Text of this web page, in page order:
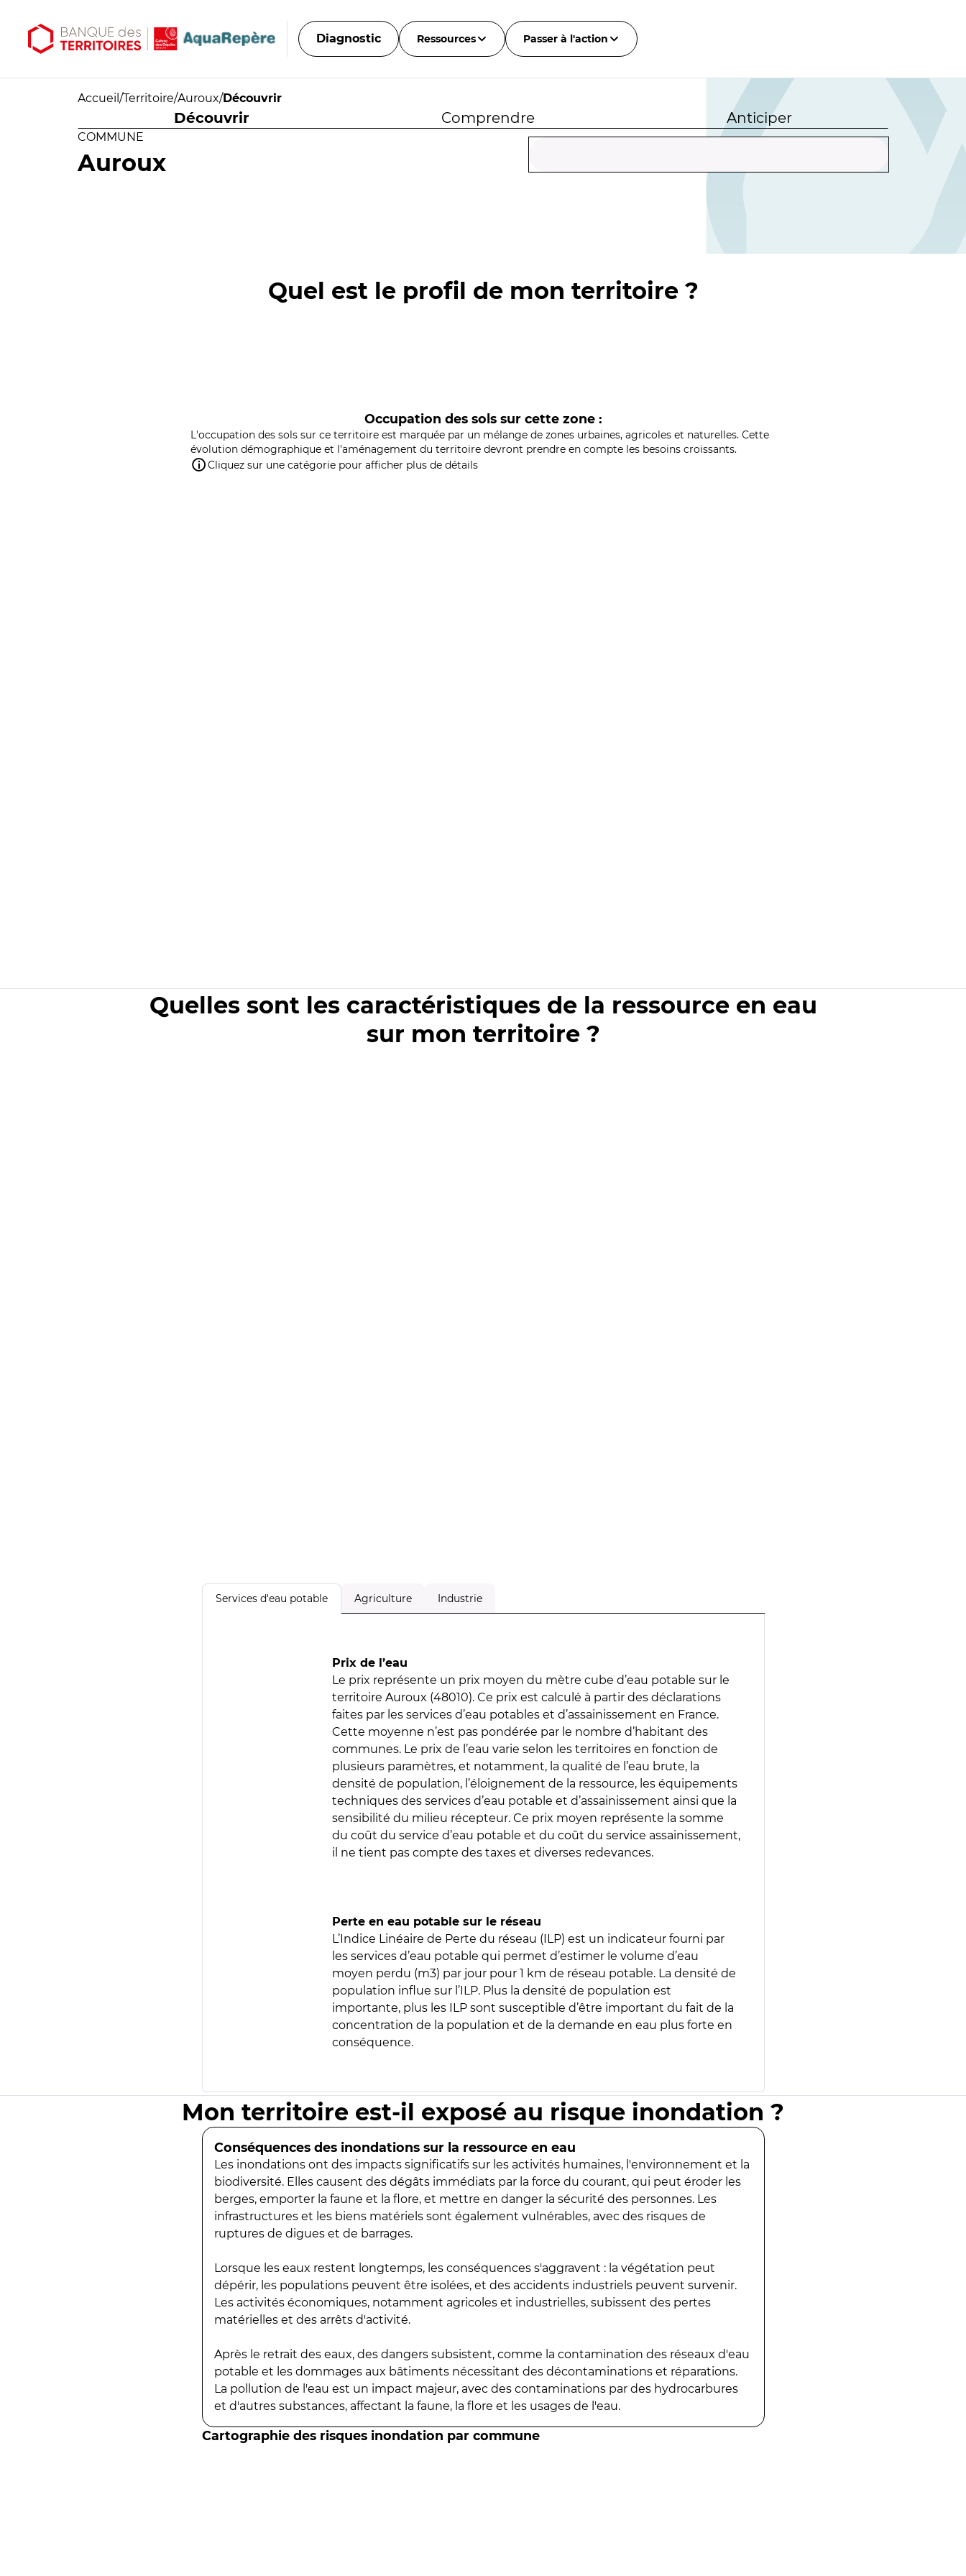
Diagnostic Ressources Passer à l'action
Accueil /Territoire/Auroux/Découvrir
Découvrir Comprendre Anticiper
COMMUNE
Auroux
Quel est le profil de mon territoire ?
Occupation des sols sur cette zone :
L'occupation des sols sur ce territoire est marquée par un mélange de zones urbaines, agricoles et naturelles. Cette
évolution démographique et l'aménagement du territoire devront prendre en compte les besoins croissants.
Cliquez sur une catégorie pour afficher plus de détails
Quelles sont les caractéristiques de la ressource en eau
sur mon territoire ?
Services d'eau potable Agriculture Industrie
Prix de l’eau
Le prix représente un prix moyen du mètre cube d’eau potable sur le
territoire Auroux (48010). Ce prix est calculé à partir des déclarations
faites par les services d’eau potables et d’assainissement en France.
Cette moyenne n’est pas pondérée par le nombre d’habitant des
communes. Le prix de l’eau varie selon les territoires en fonction de
plusieurs paramètres, et notamment, la qualité de l’eau brute, la
densité de population, l’éloignement de la ressource, les équipements
techniques des services d’eau potable et d’assainissement ainsi que la
sensibilité du milieu récepteur. Ce prix moyen représente la somme
du coût du service d’eau potable et du coût du service assainissement,
il ne tient pas compte des taxes et diverses redevances.
Perte en eau potable sur le réseau
L’Indice Linéaire de Perte du réseau (ILP) est un indicateur fourni par
les services d’eau potable qui permet d’estimer le volume d’eau
moyen perdu (m3) par jour pour 1 km de réseau potable. La densité de
population influe sur l’ILP. Plus la densité de population est
importante, plus les ILP sont susceptible d’être important du fait de la
concentration de la population et de la demande en eau plus forte en
conséquence.
Mon territoire est-il exposé au risque inondation ?
Conséquences des inondations sur la ressource en eau
Les inondations ont des impacts significatifs sur les activités humaines, l'environnement et la
biodiversité. Elles causent des dégâts immédiats par la force du courant, qui peut éroder les
berges, emporter la faune et la flore, et mettre en danger la sécurité des personnes. Les
infrastructures et les biens matériels sont également vulnérables, avec des risques de
ruptures de digues et de barrages.
Lorsque les eaux restent longtemps, les conséquences s'aggravent : la végétation peut
dépérir, les populations peuvent être isolées, et des accidents industriels peuvent survenir.
Les activités économiques, notamment agricoles et industrielles, subissent des pertes
matérielles et des arrêts d'activité.
Après le retrait des eaux, des dangers subsistent, comme la contamination des réseaux d'eau
potable et les dommages aux bâtiments nécessitant des décontaminations et réparations.
La pollution de l'eau est un impact majeur, avec des contaminations par des hydrocarbures
et d'autres substances, affectant la faune, la flore et les usages de l'eau.
Cartographie des risques inondation par commune